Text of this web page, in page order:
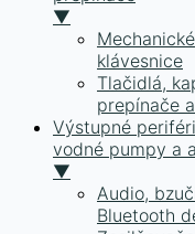
▼
klávesnice
Tlačidlá,
prepínače
Výstupné
vodné pumpy a
▼
Audio,
Bluetooth